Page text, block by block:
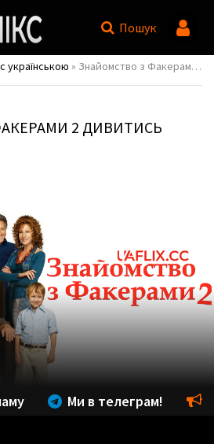
Пошук
українською » Знайомство з Факерами 2 / Little Fockers
2 ДИВИТИСЬ
Ми в телеграм!